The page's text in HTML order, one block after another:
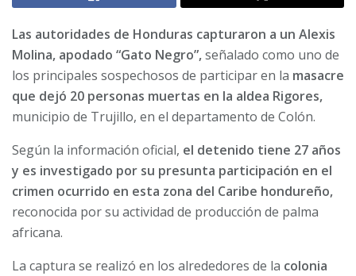
Las autoridades de Honduras capturaron a un Alexis
Molina, apodado “Gato Negro”,señalado como uno de
los principales sospechosos de participar en la masacre
que dejó 20 personas muertas en la aldea Rigores,
municipio de Trujillo, en el departamento de Colón.
Según la información oficial, el detenido tiene 27 años
y es investigado por su presunta participación en el
crimen ocurrido en esta zona del Caribe hondureño,
reconocida por su actividad de producción de palma
africana.
La captura se realizó en los alrededores de la colonia